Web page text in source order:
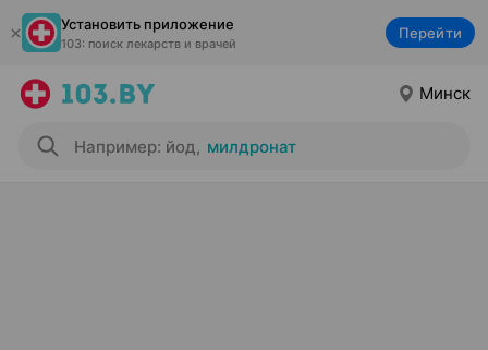
Установить приложение
103: поиск лекарств и врачей
Перейти
Минск
Например: йод, милдронат